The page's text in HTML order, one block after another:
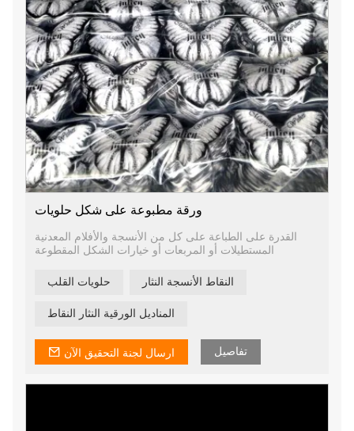
ورقة مطبوعة على شكل حلويات
المستطيلات أو المربعات أو خيارات الشكل المقطوعة
حلويات القلب النقاط الأنسجة النثار
المناديل الورقية النثار النقاط
ارسال لجنة التحقيق الآن تفاصيل